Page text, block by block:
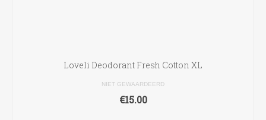
Loveli Deodorant Fresh Cotton XL
NIET GEWAARDEERD
€15.00